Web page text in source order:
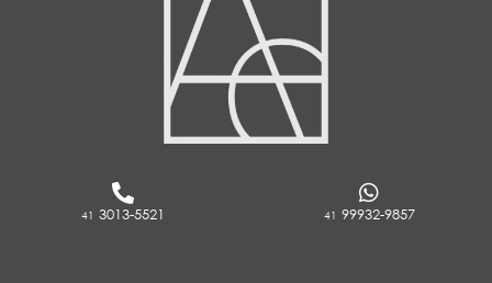
41 3013-5521 41 99932-9857